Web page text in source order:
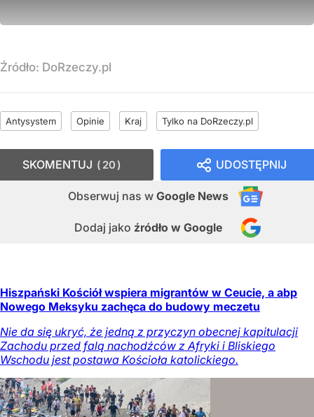
Źródło: DoRzeczy.pl
Antysystem Opinie Kraj Tylko na DoRzeczy.pl
UDOSTĘPNIJ
Obserwuj nas w Google News
Dodaj jako źródło w Google
SKOMENTUJ 20
Hiszpański Kościół wspiera migrantów w Ceucie, a abp
Nowego Meksyku zachęca do budowy meczetu
Nie da się ukryć, że jedną z przyczyn obecnej kapitulacji
Zachodu przed falą nachodźców z Afryki i Bliskiego
Wschodu jest postawa Kościoła katolickiego.